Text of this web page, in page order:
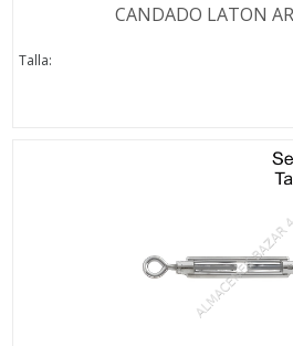
CANDADO LATON
Talla: